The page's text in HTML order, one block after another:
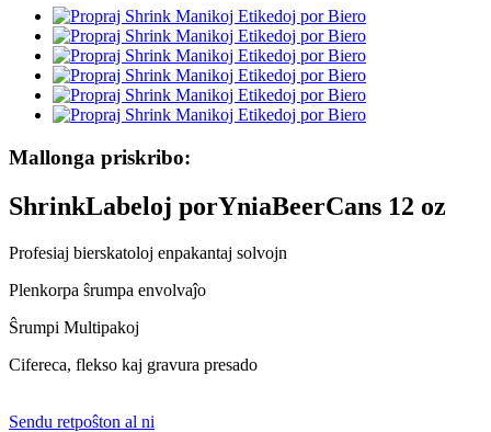
Mallonga priskribo:
ShrinkLabeloj porYniaBeerCans 12 oz
Profesiaj bierskatoloj enpakantaj solvojn
Plenkorpa ŝrumpa envolvaĵo
Ŝrumpi Multipakoj
Cifereca, flekso kaj gravura presado
Sendu retpoŝton al ni